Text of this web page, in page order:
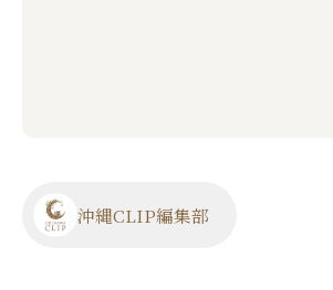
沖縄CLIP編集部